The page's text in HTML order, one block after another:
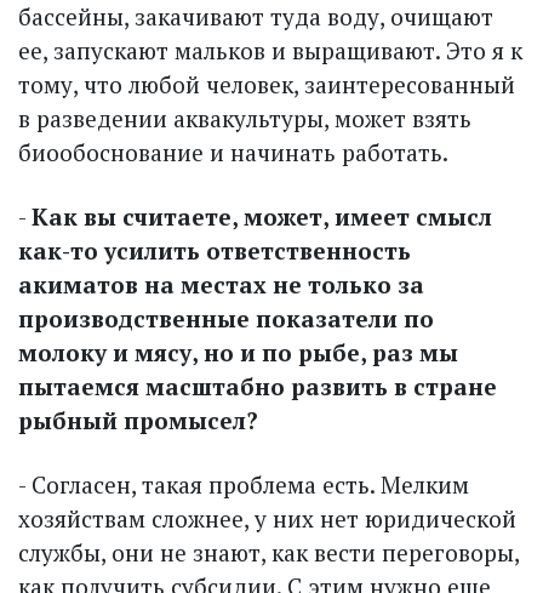
бассейны, закачивают туда воду, очищают
ее, запускают мальков и выращивают. Это я к
тому, что любой человек, заинтересованный
в разведении аквакультуры, может взять
биообоснование и начинать работать.
- Как вы считаете, может, имеет смысл
как-то усилить ответственность
акиматов на местах не только за
производственные показатели по
молоку и мясу, но и по рыбе, раз мы
пытаемся масштабно развить в стране
рыбный промысел?
- Согласен, такая проблема есть. Мелким
хозяйствам сложнее, у них нет юридической
службы, они не знают, как вести переговоры,
как получить субсидии. С этим нужно еще